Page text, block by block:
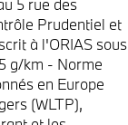
5 rue des
Prudentiel et
à l'ORIAS sous
g/km - Norme
en Europe
(WLTP),